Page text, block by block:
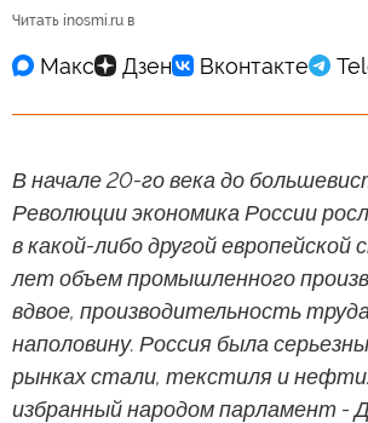
Читать inosmi.ru в
В начале 20-го века до
Революции экономика России
в какой-либо другой европейской
лет объем промышленного
вдвое, производительность
наполовину. Россия была
рынках стали, текстиля и
избранный народом парламент -